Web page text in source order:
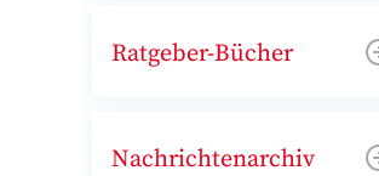
Ratgeber-Bücher
Nachrichtenarchiv